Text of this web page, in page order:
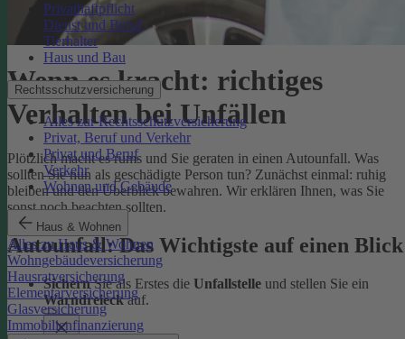
Privathaftpflicht
Dienst und Beruf
Tierhalter
Haus und Bau
Rechtsschutzversicherung
Alles zur Rechtsschutzversicherung
Privat, Beruf und Verkehr
Privat und Beruf
Verkehr
Wohnen und Gebäude
Haus & Wohnen
Alles zu Haus & Wohnen
Wohngebäudeversicherung
Hausratversicherung
Elementarversicherung
Glasversicherung
Immobilienfinanzierung
Wenn es kracht: richtiges
Verhalten bei Unfällen
Plötzlich macht es rums und Sie geraten in einen Autounfall. Was
sollten Sie nun als geschädigte Person tun? Zunächst einmal: ruhig
bleiben und den Überblick bewahren. Wir erklären Ihnen, was Sie
sonst noch beachten sollten.
Autounfall: Das Wichtigste auf einen Blick
SichernSie als Erstes die Unfallstelle und stellen Sie ein
Warndreieckauf.